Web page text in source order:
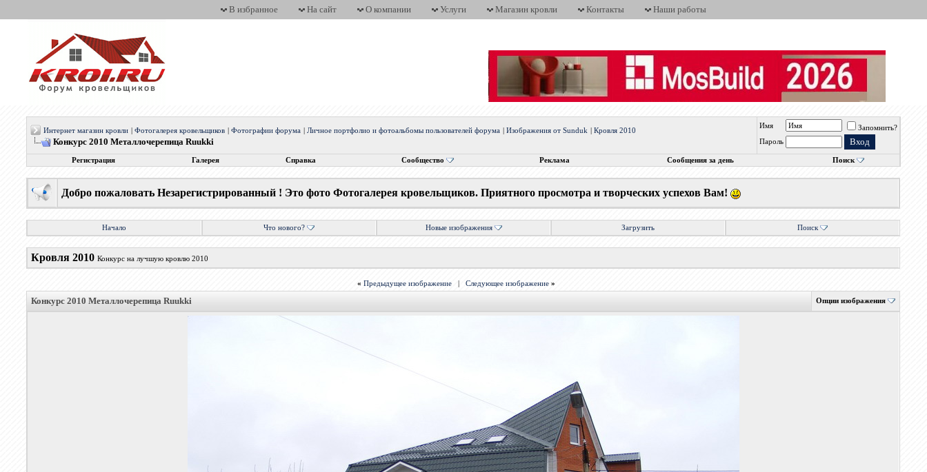
В избранное На сайт О компании Услуги Магазин кровли Контакты Наши работы
Интернет магазин кровли |Фотогалерея кровельщиков |Фотографии форума |Личное портфолио и фотоальбомы пользователей форума |Изображения от Sunduk |Кровля 2010
Конкурс 2010 Металлочерепица Ruukki
Имя
Запомнить?
Пароль
Регистрация Галерея Справка Сообщество Реклама Сообщения за день Поиск
Добро пожаловать Незарегистрированный ! Это фото Фотогалерея кровельщиков. Приятного просмотра и творческих успехов Вам!
Начало Что нового? Новые изображения Загрузить Поиск
Кровля 2010 Конкурс на лучшую кровлю 2010
« Предыдущее изображение |Следующее изображение »
Конкурс 2010 Металлочерепица Ruukki Опции изображения